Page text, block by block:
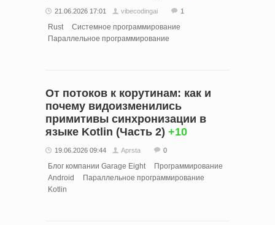
21.06.2026 17:01 vibecodingai 1
Rust
Системное программирование
Параллельное программирование
От потоков к корутинам: как и
почему видоизменились
примитивы синхронизации в
языке Kotlin (Часть 2) +10
19.06.2026 09:44 Aprsta 0
Блог компании Garage Eight
Программирование
Android
Параллельное программирование
Kotlin